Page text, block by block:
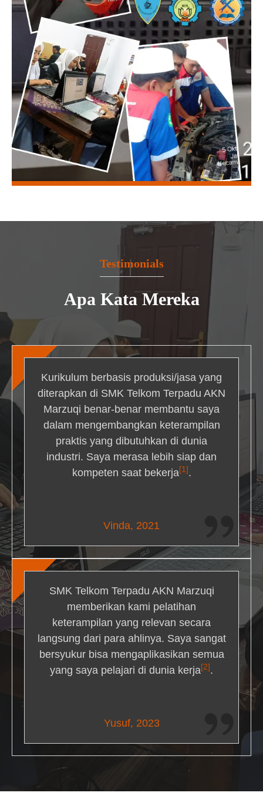
Testimonials
Apa Kata Mereka
Kurikulum berbasis produksi/jasa yang
diterapkan di SMK Telkom Terpadu AKN
Marzuqi benar-benar membantu saya
dalam mengembangkan keterampilan
praktis yang dibutuhkan di dunia
industri. Saya merasa lebih siap dan
kompeten saat bekerja[1] .
Vinda, 2021
SMK Telkom Terpadu AKN Marzuqi
memberikan kami pelatihan
keterampilan yang relevan secara
langsung dari para ahlinya. Saya sangat
bersyukur bisa mengaplikasikan semua
yang saya pelajari di dunia kerja[2] .
Yusuf, 2023